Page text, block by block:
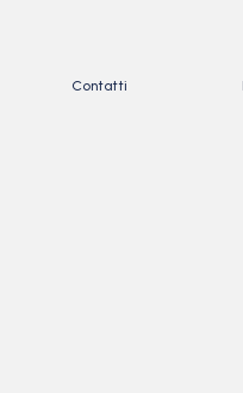
Contatti